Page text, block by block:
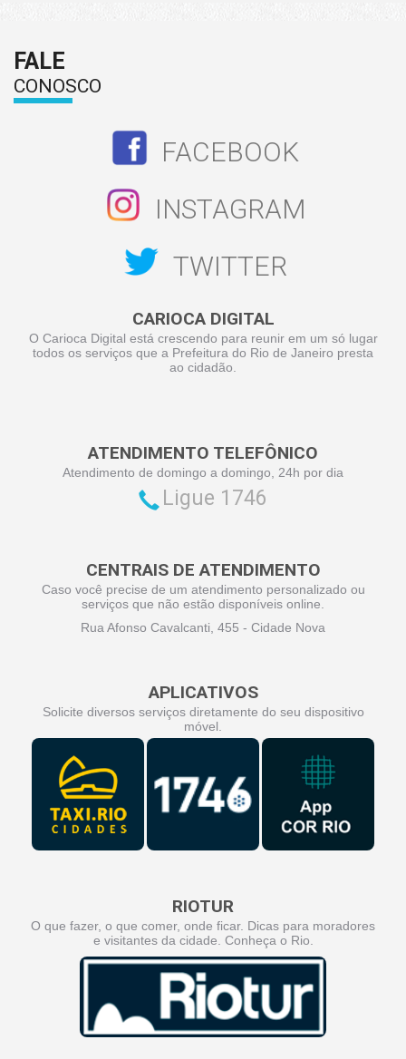
FALE
CONOSCO
FACEBOOK
INSTAGRAM
TWITTER
CARIOCA DIGITAL
O Carioca Digital está crescendo para reunir em um só lugar
todos os serviços que a Prefeitura do Rio de Janeiro presta
ao cidadão.
ATENDIMENTO TELEFÔNICO
Atendimento de domingo a domingo, 24h por dia
Ligue 1746
CENTRAIS DE ATENDIMENTO
Caso você precise de um atendimento personalizado ou
serviços que não estão disponíveis online.
Rua Afonso Cavalcanti, 455 - Cidade Nova
APLICATIVOS
Solicite diversos serviços diretamente do seu dispositivo
móvel.
RIOTUR
O que fazer, o que comer, onde ficar. Dicas para moradores
e visitantes da cidade. Conheça o Rio.